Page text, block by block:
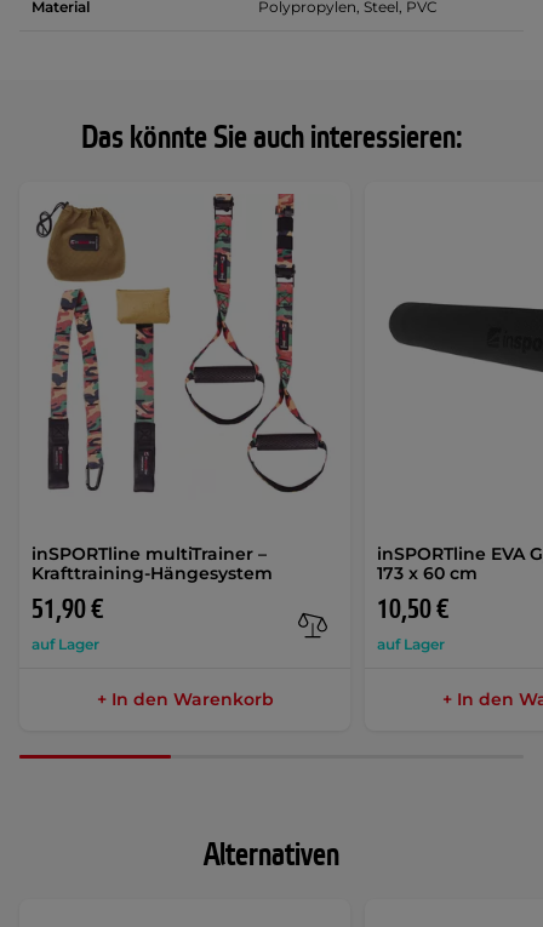
Das könnte Sie auch interessieren:
inSPORTline multiTrainer –
Krafttraining-Hängesystem
51,90 €
auf Lager
+ In den Warenkorb
inSPORTline EVA
173 x 60 cm
10,50 €
auf Lager
+ In den
Material Polypropylen, Steel, PVC
Alternativen